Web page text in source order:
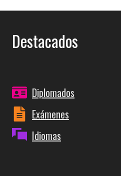
Destacados
Diplomados
Exámenes
Idiomas